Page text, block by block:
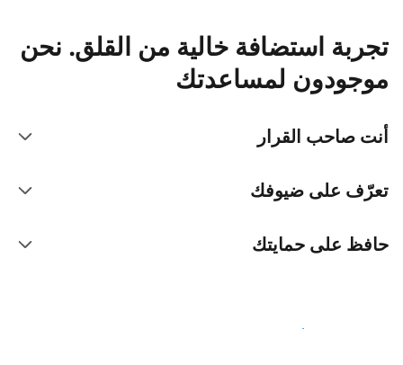
تجربة استضافة خالية من القلق. نحن
موجودون لمساعدتك
أنت صاحب القرار
تعرّف على ضيوفك
حافظ على حمايتك
سجِّل كمضيف لدينا اليوم